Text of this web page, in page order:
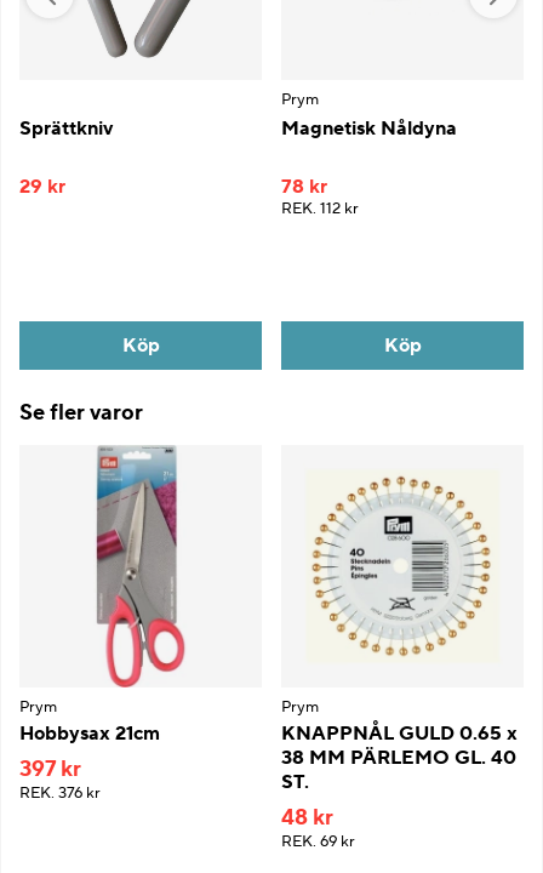
Sprättkniv
29 kr
Köp
Prym
Magnetisk Nåldyna
78 kr
REK. 112 kr
Köp
Se fler varor
Prym
Hobbysax 21cm
397 kr
REK. 376 kr
Prym
KNAPPNÅL GULD 0.65 x
38 MM PÄRLEMO GL. 40
ST.
48 kr
REK. 69 kr